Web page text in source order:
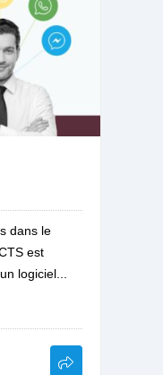
dans le
est
logiciel...